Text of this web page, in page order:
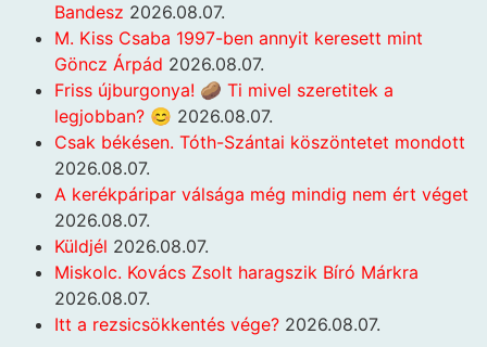
Bandesz 2026.08.07.
M. Kiss Csaba 1997-ben annyit keresett mint
Göncz Árpád 2026.08.07.
Friss újburgonya! 🥔 Ti mivel szeretitek a
legjobban? 😊 2026.08.07.
Csak békésen. Tóth-Szántai köszöntetet mondott
2026.08.07.
A kerékpáripar válsága még mindig nem ért véget
2026.08.07.
Küldjél 2026.08.07.
Miskolc. Kovács Zsolt haragszik Bíró Márkra
2026.08.07.
Itt a rezsicsökkentés vége? 2026.08.07.